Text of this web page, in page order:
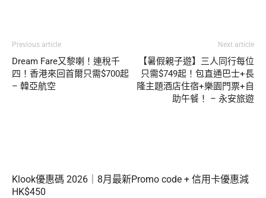
Previous article
Dream Fare又黎喇！連稅千
四！香港來回首爾只需$700起
– 韓亞航空
Next article
【暑假親子遊】三人同行每位
只需$749起！包直通巴士+長
隆主題酒店住宿+樂園門票+自
助午餐！ – 永安旅遊
Klook優惠碼 2026｜8月最新Promo code + 信用卡優惠減
HK$450